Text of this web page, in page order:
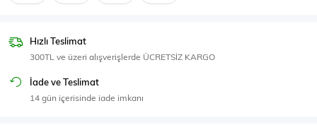
Eşofman Üstü
Hızlı Teslimat
300TL ve üzeri alışverişlerde ÜCRETSİZ KARGO
İade ve Teslimat
14 gün içerisinde iade imkanı